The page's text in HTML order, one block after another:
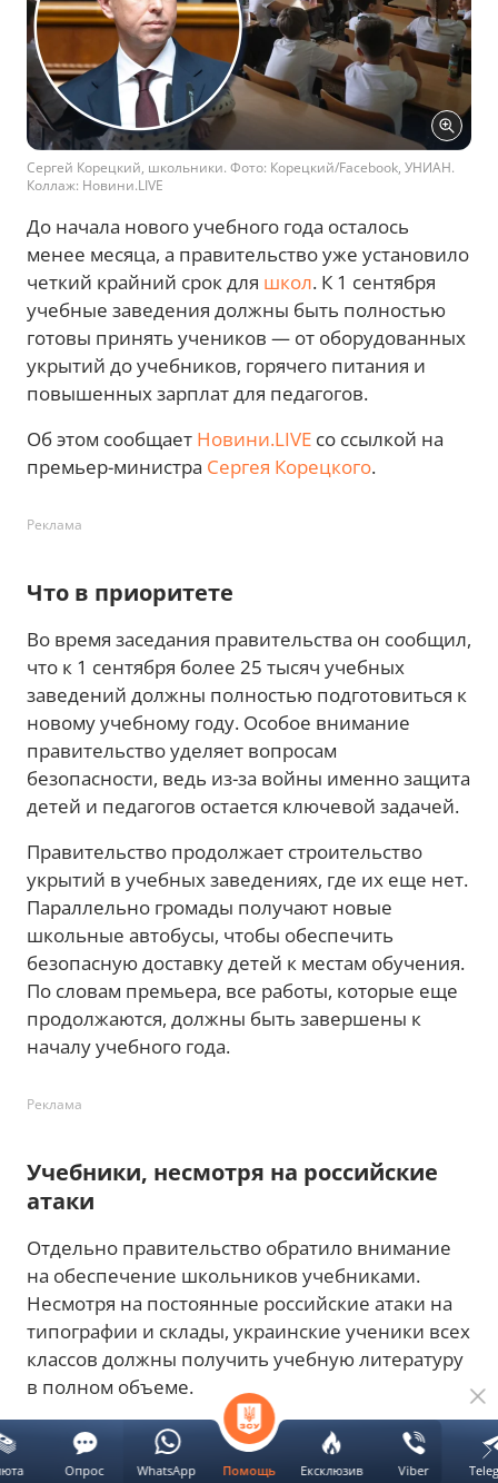
Сергей Корецкий, школьники. Фото: Корецкий/Facebook, УНИАН.
Коллаж: Новини.LIVE
До начала нового учебного года осталось
менее месяца, а правительство уже установило
четкий крайний срок для школ. К 1 сентября
учебные заведения должны быть полностью
готовы принять учеников — от оборудованных
укрытий до учебников, горячего питания и
повышенных зарплат для педагогов.
Об этом сообщает Новини.LIVE со ссылкой на
премьер-министра Сергея Корецкого.
Реклама
Что в приоритете
Во время заседания правительства он сообщил,
что к 1 сентября более 25 тысяч учебных
заведений должны полностью подготовиться к
новому учебному году. Особое внимание
правительство уделяет вопросам
безопасности, ведь из-за войны именно защита
детей и педагогов остается ключевой задачей.
Правительство продолжает строительство
укрытий в учебных заведениях, где их еще нет.
Параллельно громады получают новые
школьные автобусы, чтобы обеспечить
безопасную доставку детей к местам обучения.
По словам премьера, все работы, которые еще
продолжаются, должны быть завершены к
началу учебного года.
Реклама
Учебники, несмотря на российские
атаки
Отдельно правительство обратило внимание
на обеспечение школьников учебниками.
Несмотря на постоянные российские атаки на
типографии и склады, украинские ученики всех
классов должны получить учебную литературу
в полном объеме.
Читайте также:
Помощь Ексклюзив Viber
Опрос WhatsApp